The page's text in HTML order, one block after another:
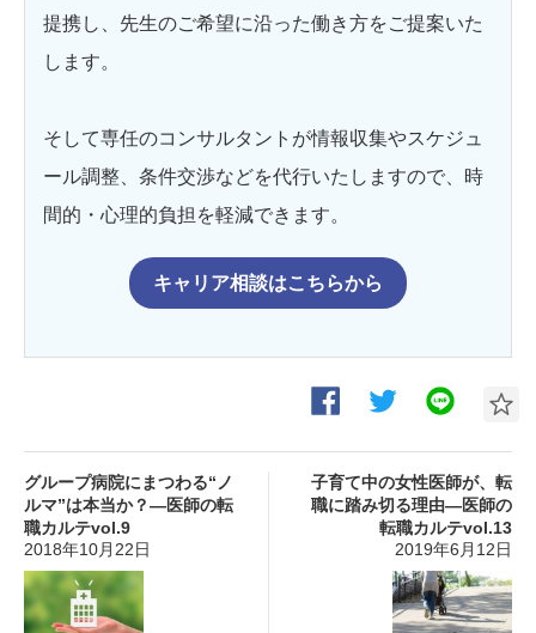
提携し、先生のご希望に沿った働き方をご提案いた
します。
そして専任のコンサルタントが情報収集やスケジュ
ール調整、条件交渉などを代行いたしますので、時
間的・心理的負担を軽減できます。
キャリア相談はこちらから
グループ病院にまつわる“ノ
ルマ”は本当か？―医師の転
職カルテvol.9
2018年10月22日
子育て中の女性医師が、転
職に踏み切る理由―医師の
転職カルテvol.13
2019年6月12日